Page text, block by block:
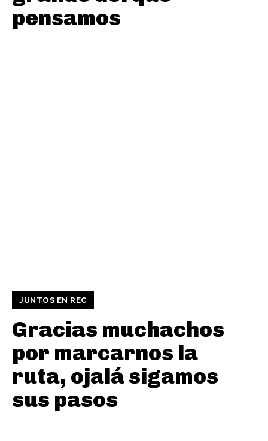
pensamos
JUNTOS EN REC
Gracias muchachos
por marcarnos la
ruta, ojalá sigamos
sus pasos